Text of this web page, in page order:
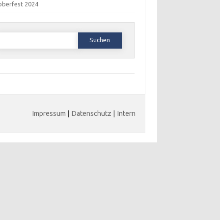
2024
Impressum | Datenschutz | Intern